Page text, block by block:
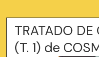
TRATADO DE
(T. 1) de